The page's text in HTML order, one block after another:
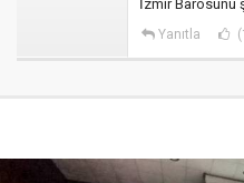
İzmir Barosunu
Yanıtla